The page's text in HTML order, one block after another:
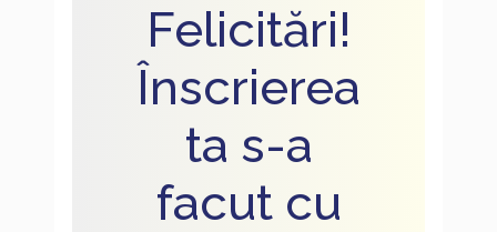
Felicitări!
Înscrierea
ta s-a
facut cu